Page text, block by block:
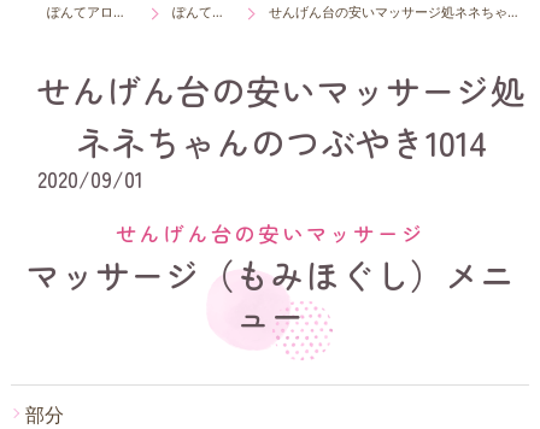
ぽんてアロマサロン ぽんてブログ せんげん台の安いマッサージ処ネネちゃんのつぶやき1014
せんげん台の安いマッサージ処
ネネちゃんのつぶやき1014
2020/09/01
マッサージ（もみほぐし）メニ
ュー
せんげん台の安いマッサージ
部分